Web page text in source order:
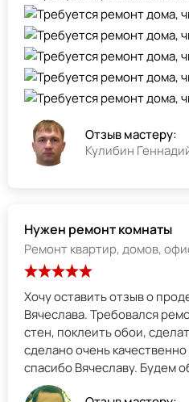
Отзыв мастеру:
Кулибин
Нужен ремонт комнаты
Ремонт квартир, домов,
Хочу оставить отзыв о
Вячеслава. Требовался
стен, поклеить обои,
сделано очень качественно и в
спасибо Вячеславу. Будем